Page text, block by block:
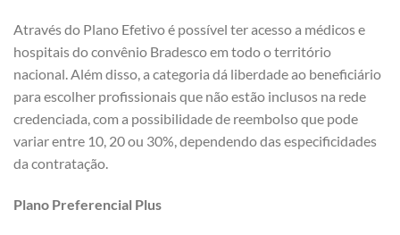
Através do Plano Efetivo é possível ter acesso a médicos e
hospitais do convênio Bradesco em todo o território
nacional. Além disso, a categoria dá liberdade ao beneficiário
para escolher profissionais que não estão inclusos na rede
credenciada, com a possibilidade de reembolso que pode
variar entre 10, 20 ou 30%, dependendo das especificidades
da contratação.
Plano Preferencial Plus